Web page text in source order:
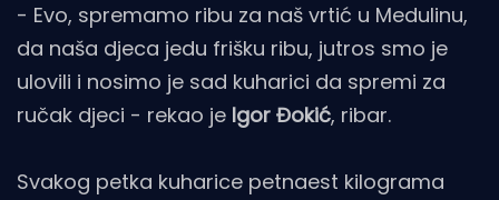
- Evo, spremamo ribu za naš vrtić u Medulinu,
da naša djeca jedu frišku ribu, jutros smo je
ulovili i nosimo je sad kuharici da spremi za
ručak djeci - rekao je Igor Đokić, ribar.
Svakog petka kuharice petnaest kilograma